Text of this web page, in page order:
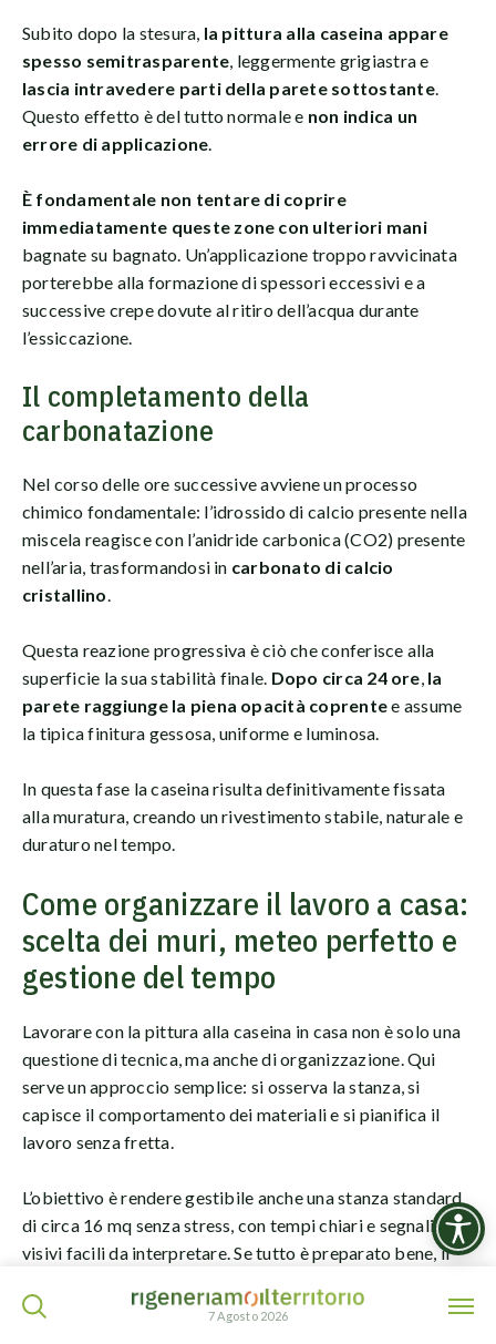
Subito dopo la stesura, la pittura alla caseina appare
spesso semitrasparente, leggermente grigiastra e
lascia intravedere parti della parete sottostante.
Questo effetto è del tutto normale e non indica un
errore di applicazione.
È fondamentale non tentare di coprire
immediatamente queste zone con ulteriori mani
bagnate su bagnato. Un’applicazione troppo ravvicinata
porterebbe alla formazione di spessori eccessivi e a
successive crepe dovute al ritiro dell’acqua durante
l’essiccazione.
Il completamento della
carbonatazione
Nel corso delle ore successive avviene un processo
chimico fondamentale: l’idrossido di calcio presente nella
miscela reagisce con l’anidride carbonica (CO2) presente
nell’aria, trasformandosi in carbonato di calcio
cristallino.
Questa reazione progressiva è ciò che conferisce alla
superficie la sua stabilità finale. Dopo circa 24 ore, la
parete raggiunge la piena opacità coprentee assume
la tipica finitura gessosa, uniforme e luminosa.
In questa fase la caseina risulta definitivamente fissata
alla muratura, creando un rivestimento stabile, naturale e
duraturo nel tempo.
Come organizzare il lavoro a casa:
scelta dei muri, meteo perfetto e
gestione del tempo
Lavorare con la pittura alla caseina in casa non è solo una
questione di tecnica, ma anche di organizzazione. Qui
serve un approccio semplice: si osserva la stanza, si
capisce il comportamento dei materiali e si pianifica il
lavoro senza fretta.
L’obiettivo è rendere gestibile anche una stanza standard
di circa 16 mq senza stress, con tempi chiari e segnali
visivi facili da interpretare. Se tutto è preparato bene, il
7 Agosto 2026
ISCRIVITI ALLA NEWSLETTER